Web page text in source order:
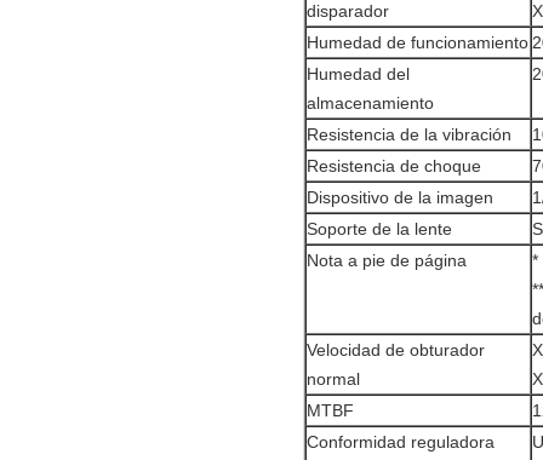
disparador
Humedad de funcionamiento
Humedad del
almacenamiento
Resistencia de la vibración
Resistencia de choque
Dispositivo de la imagen
Soporte de la lente
Nota a pie de página
*
Velocidad de obturador
normal
MTBF
Conformidad reguladora